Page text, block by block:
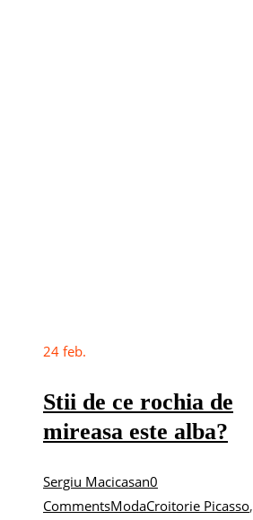
24 feb.
Stii de ce rochia de
mireasa este alba?
Sergiu Macicasan0
CommentsModaCroitorie Picasso,